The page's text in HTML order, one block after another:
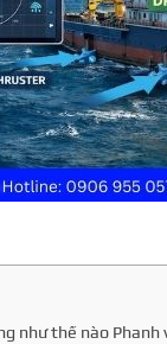
như thế nào